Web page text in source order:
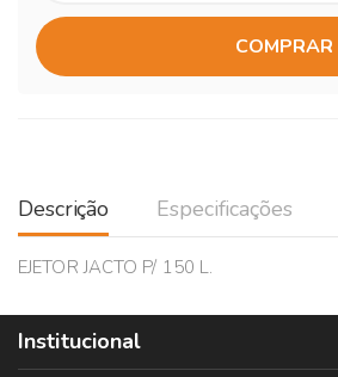
COMPRAR
Descrição Especificações
EJETOR JACTO P/ 150 L.
Institucional